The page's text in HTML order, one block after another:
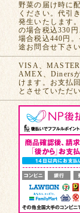
野菜の届け時に
ください。代引
発生いたします
の場合税込330
場合税込440円。
途お問合せ下さい
VISA、MASTER
AMEX、Diners
けます。お支払
とさせていただ